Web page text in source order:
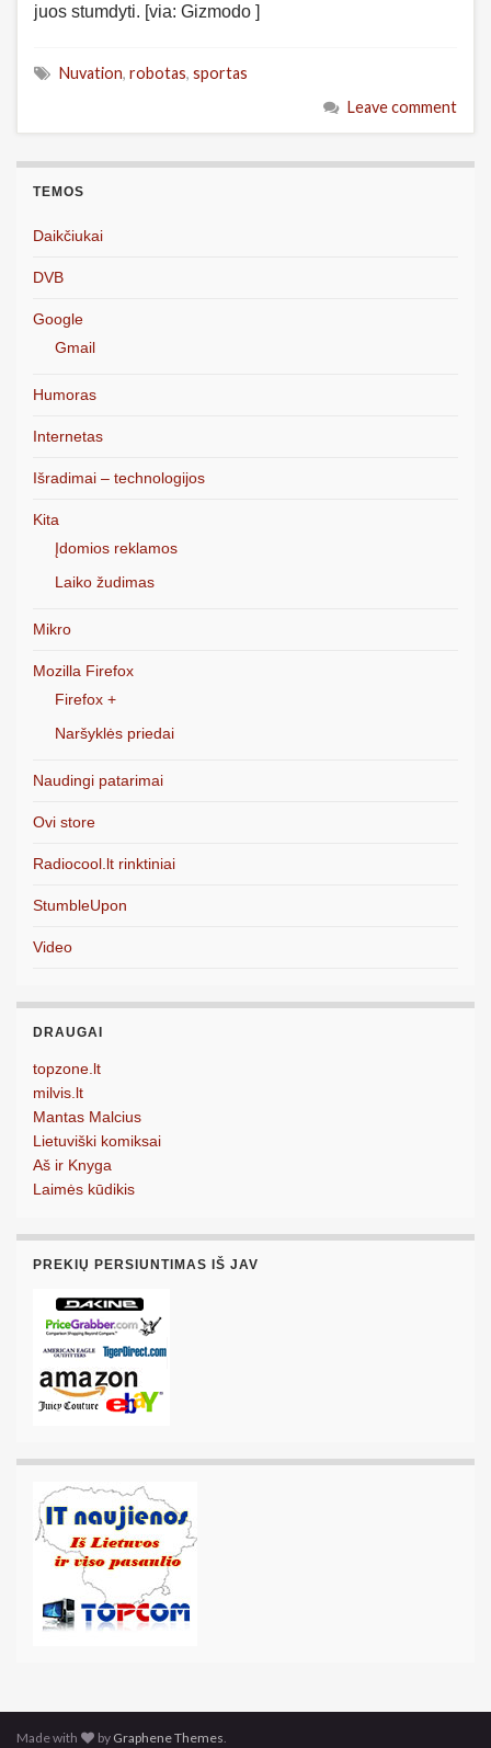
juos stumdyti. [via: Gizmodo ]
Nuvation, robotas, sportas
Leave comment
TEMOS
Daikčiukai
DVB
Google
Gmail
Humoras
Internetas
Išradimai – technologijos
Kita
Įdomios reklamos
Laiko žudimas
Mikro
Mozilla Firefox
Firefox +
Naršyklės priedai
Naudingi patarimai
Ovi store
Radiocool.lt rinktiniai
StumbleUpon
Video
DRAUGAI
topzone.lt
milvis.lt
Mantas Malcius
Lietuviški komiksai
Aš ir Knyga
Laimės kūdikis
PREKIŲ PERSIUNTIMAS IŠ JAV
Made with by Graphene Themes